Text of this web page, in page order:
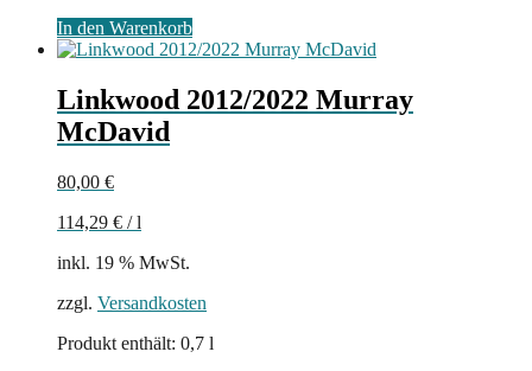
In den Warenkorb
Linkwood 2012/2022 Murray
McDavid
80,00 €
114,29 € /l
inkl. 19 % MwSt.
zzgl. Versandkosten
Produkt enthält: 0,7 l